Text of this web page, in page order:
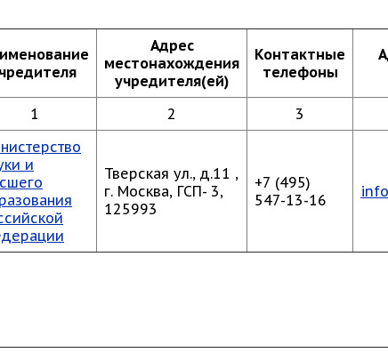
Адрес
местонахождения
учредителя(ей)
Контактные
телефоны
1
2 3
и
Тверская ул., д.11 ,
г. Москва, ГСП- 3,
125993
+7 (495)
547-13-16